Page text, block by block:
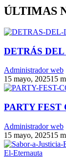
ÚLTIMAS
DETRÁS
Administrador web
15 mayo, 202515
PARTY
Administrador web
15 mayo, 202515